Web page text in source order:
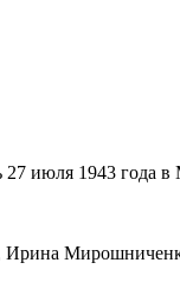
27 июля 1943 года в
Ирина